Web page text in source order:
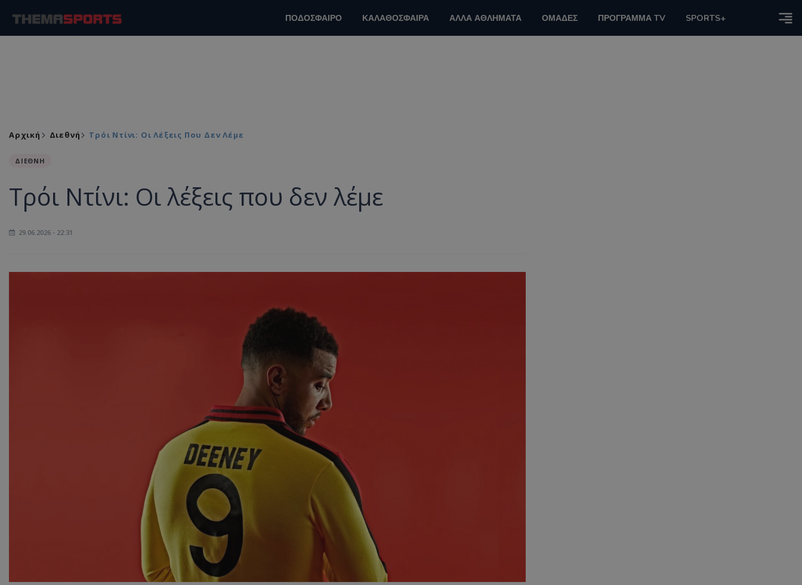
ΠΟΔΟΣΦΑΙΡΟ ΚΑΛΑΘΟΣΦΑΙΡΑ ΑΛΛΑ ΑΘΛΗΜΑΤΑ ΟΜΑΔΕΣ ΠΡΟΓΡΑΜΜΑ TV SPORTS+
Αρχική Διεθνή Τρόι Ντίνι: Οι Λέξεις Που Δεν Λέμε
ΔΙΕΘΝΗ
Τρόι Ντίνι: Οι λέξεις που δεν λέμε
29.06.2026 - 22:31